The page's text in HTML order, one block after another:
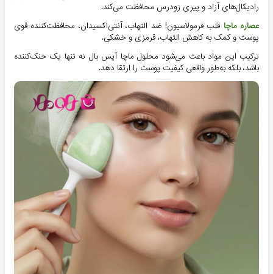
رادیکال‌های آزاد و پیری زودرس محافظت می‌کند.
عصاره ماچا قلب فرمولاسیون! ضد التهاب، آنتی‌اکسیدان، محافظت‌کننده قوی
پوست و کمک به کاهش التهاب، قرمزی و خشکی.
ترکیب این مواد باعث می‌شود محلول ماچا آیس بال نه تنها یک خنک‌کننده
باشد، بلکه به‌طور واقعی کیفیت پوست را ارتقا دهد.